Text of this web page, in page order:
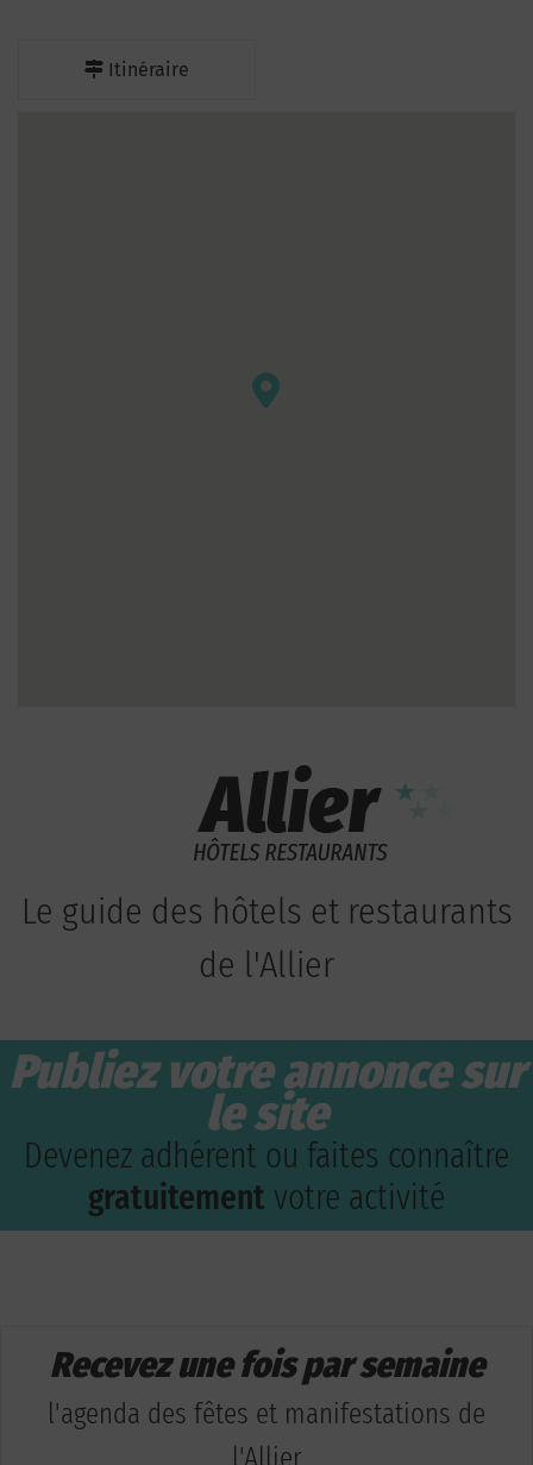
Itinéraire
Le guide des hôtels et restaurants
de l'Allier
Publiez votre annonce sur
le site
Devenez adhérent ou faites connaître
gratuitement votre activité
Recevez une fois par semaine
l'agenda des fêtes et manifestations de
l'Allier